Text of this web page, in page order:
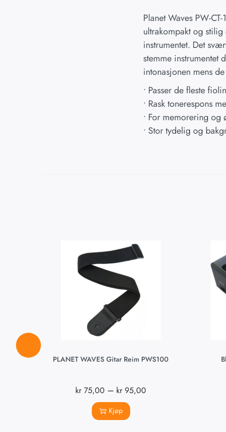
Planet Waves PW-
ultrakompakt og
instrumentet. Det
stemme instrumentet
intonasjonen mens
• Passer de fleste
• Rask tonerespons
• For memorering og
• Stor tydelig og
PLANET WAVES Gitar Reim PWS100
kr75,00 – kr95,00
Kjøp